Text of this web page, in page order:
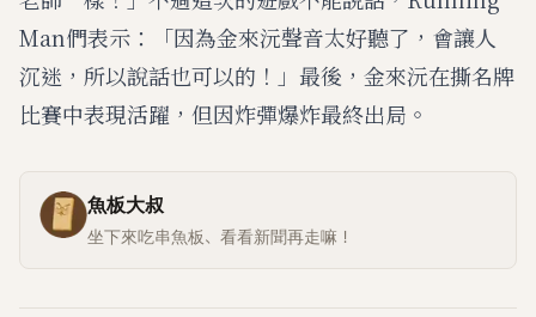
Man們表示：「因為金來沅聲音太好聽了，會讓人
沉迷，所以說話也可以的！」最後，金來沅在撕名牌
比賽中表現活躍，但因炸彈爆炸最終出局。
魚板大叔
坐下來吃串魚板、看看新聞再走嘛！